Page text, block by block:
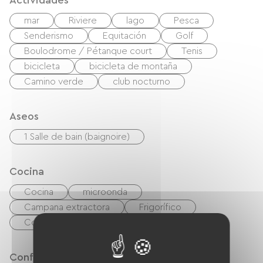
mar Riviere lago
Pesca
Senderismo
Equitación
Golf
Boulodrome / Pétanque court
Tenis
bicicleta
bicicleta de montaña
Camino verde
club nocturno
Aseos
1 Salle de bain (baignoire)
Cocina
Cocina
microonda
Campana extractora
Frigorífico
Congélateur
Confort